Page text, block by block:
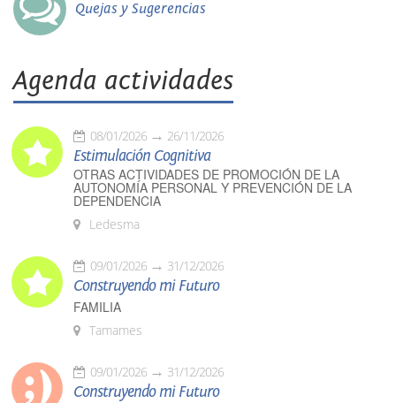
Quejas y Sugerencias
Agenda actividades
08/01/2026 26/11/2026
Estimulación Cognitiva
OTRAS ACTIVIDADES DE PROMOCIÓN DE LA
AUTONOMÍA PERSONAL Y PREVENCIÓN DE LA
DEPENDENCIA
Ledesma
09/01/2026 31/12/2026
Construyendo mi Futuro
FAMILIA
Tamames
09/01/2026 31/12/2026
Construyendo mi Futuro